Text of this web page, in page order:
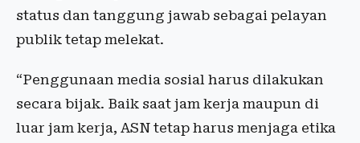
status dan tanggung jawab sebagai pelayan
publik tetap melekat.
“Penggunaan media sosial harus dilakukan
secara bijak. Baik saat jam kerja maupun di
luar jam kerja, ASN tetap harus menjaga etika